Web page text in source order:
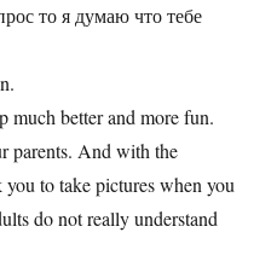
то я думаю что тебе
much better and more fun.
parents. And with the
to take pictures when you
do not really understand